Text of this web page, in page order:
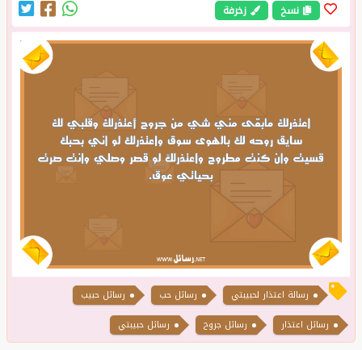
نسخ زخرفة
رسالة اعتذار لحبيبتي رسائل حب
رسائل حبيب
رسائل اعتذار
رسائل جروح رسائل حبيبتي